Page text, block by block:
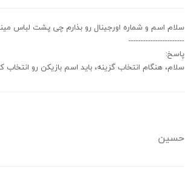
سلام اسم و شماره اورجینال رو بذارم چی پشت لباس
-----------------------
پاسخ:
سلام، هنگام انتخاب گزینه، باید اسم بازیکن رو انتخاب
حسین